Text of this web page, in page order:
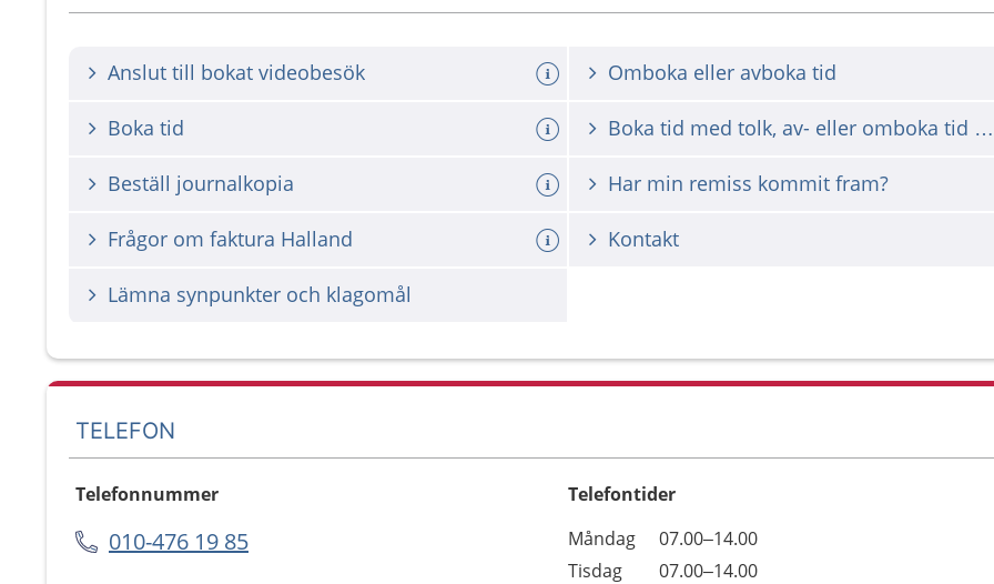
Anslut till bokat videobesök Omboka eller avboka tid
Boka tid Boka tid med tolk, av- eller omboka tid med tolk
Beställ journalkopia Har min remiss kommit fram?
Frågor om faktura Halland Kontakt
Lämna synpunkter och klagomål
TELEFON
Telefonnummer
010-476 19 85
Telefontider
Dag
Öppettider
Kommentarer
Måndag
07.00–14.00
Tisdag
07.00–14.00